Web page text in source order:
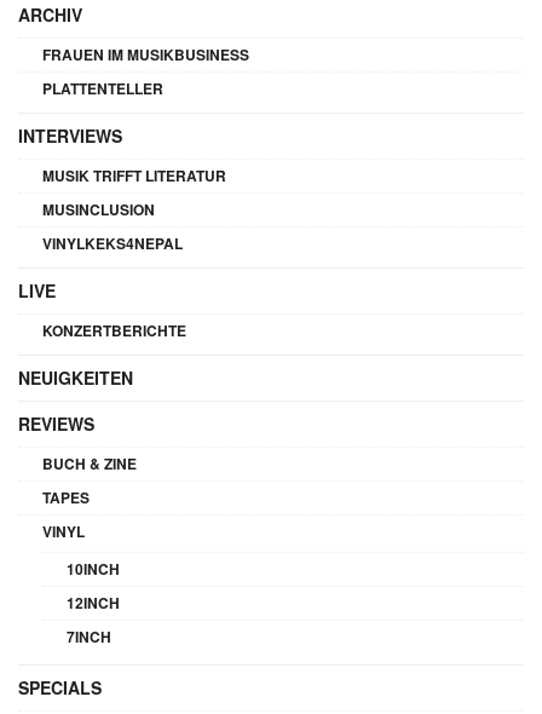
ARCHIV
FRAUEN IM MUSIKBUSINESS
PLATTENTELLER
INTERVIEWS
MUSIK TRIFFT LITERATUR
MUSINCLUSION
VINYLKEKS4NEPAL
LIVE
KONZERTBERICHTE
NEUIGKEITEN
REVIEWS
BUCH & ZINE
TAPES
VINYL
10INCH
12INCH
7INCH
SPECIALS